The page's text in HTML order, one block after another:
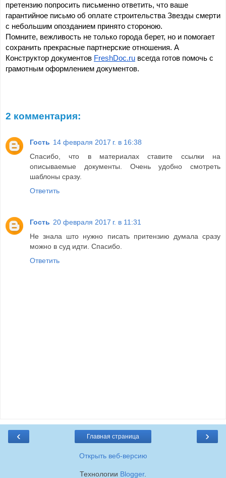
претензию попросить письменно ответить, что ваше
гарантийное письмо об оплате строительства Звезды смерти
с небольшим опозданием принято стороною.
Помните, вежливость не только города берет, но и помогает
сохранить прекрасные партнерские отношения. А
Конструктор документов FreshDoc.ru всегда готов помочь с
грамотным оформлением документов.
2 комментария:
Гость 14 февраля 2017 г. в 16:38
Спасибо, что в материалах ставите ссылки на
описываемые документы. Очень удобно смотреть
шаблоны сразу.
Ответить
Гость 20 февраля 2017 г. в 11:31
Не знала што нужно писать притензию думала сразу
можно в суд идти. Спасибо.
Ответить
‹ ›
Главная страница
Открыть веб-версию
Технологии Blogger.